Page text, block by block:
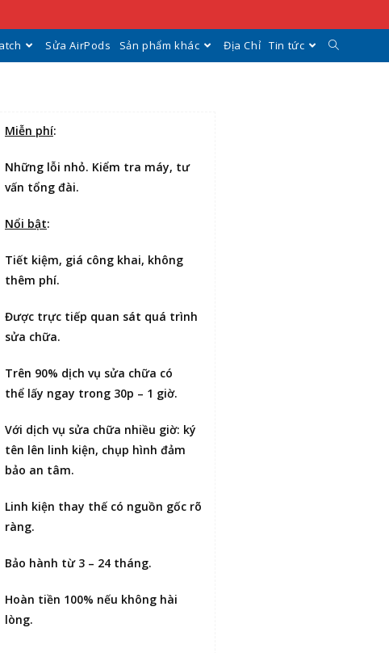
Sửa AirPods Sản phẩm khác Địa Chỉ Tin tức
Miễn phí:
Những lỗi nhỏ. Kiểm tra máy, tư
vấn tổng đài.
Nổi bật:
Tiết kiệm, giá công khai, không
thêm phí.
Được trực tiếp quan sát quá trình
sửa chữa.
Trên 90% dịch vụ sửa chữa có
thể lấy ngay trong 30p – 1 giờ.
Với dịch vụ sửa chữa nhiều giờ: ký
tên lên linh kiện, chụp hình đảm
bảo an tâm.
Linh kiện thay thế có nguồn gốc rõ
ràng.
Bảo hành từ 3 – 24 tháng.
Hoàn tiền 100% nếu không hài
lòng.